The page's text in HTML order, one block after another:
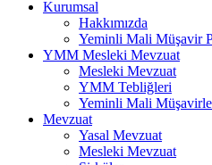
Kurumsal
Hakkımızda
Yeminli Mali Müşavir
YMM Mesleki Mevzuat
Mesleki Mevzuat
YMM Tebliğleri
Yeminli Mali
Mevzuat
Yasal Mevzuat
Mesleki Mevzuat